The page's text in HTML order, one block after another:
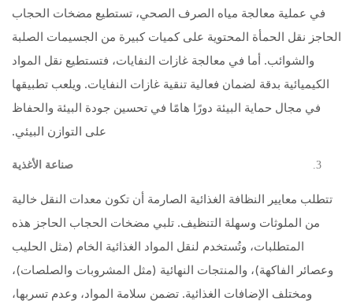
في عملية معالجة مياه الصرف الصحي، تستطيع مضخات الحجاب
الحاجز نقل الحمأة المحتوية على كميات كبيرة من الجسيمات الصلبة
والشوائب. أما في معالجة غازات النفايات، فتستطيع نقل المواد
الكيميائية بدقة لضمان فعالية تنقية غازات النفايات. ويلعب تطبيقها
في مجال حماية البيئة دورًا هامًا في تحسين جودة البيئة والحفاظ
على التوازن البيئي.
صناعة الأغذية
تتطلب معايير النظافة الغذائية الصارمة أن تكون معدات النقل خالية
من الملوثات وسهلة التنظيف. تلبي مضخات الحجاب الحاجز هذه
المتطلبات، وتُستخدم لنقل المواد الغذائية الخام (مثل الحليب
وعصائر الفاكهة)، والمنتجات النهائية (مثل المشروبات والصلصات)،
ومختلف الإضافات الغذائية. تضمن سلامة المواد، وعدم تسربها،